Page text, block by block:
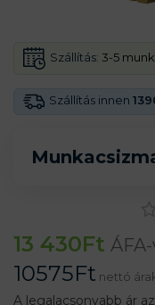
Szállítás innen
Szállítás: 3-5
13 430Ft
10575Ft nettó
A legalacsonyabb ár